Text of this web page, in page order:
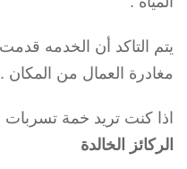
يتم التاكد أن الخدمه
مغادرة العمال من المكان .
اذا كنت تريد خمة تسربات
الركائز الخالدة